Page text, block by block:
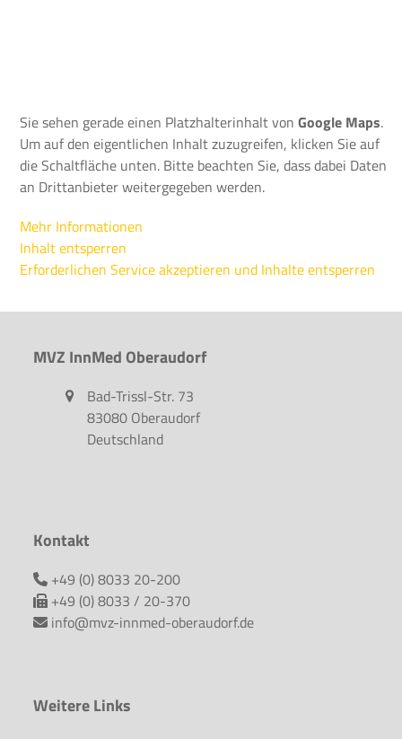
Sie sehen gerade einen Platzhalterinhalt vonGoogle Maps.
Um auf den eigentlichen Inhalt zuzugreifen, klicken Sie auf
die Schaltfläche unten. Bitte beachten Sie, dass dabei Daten
an Drittanbieter weitergegeben werden.
Mehr Informationen
Inhalt entsperren
Erforderlichen Service akzeptieren und Inhalte entsperren
MVZ InnMed Oberaudorf
Bad-Trissl-Str. 73
83080 Oberaudorf
Deutschland
Kontakt
+49 (0) 8033 20-200
+49 (0) 8033 / 20-370
info@mvz-innmed-oberaudorf.de
Weitere Links